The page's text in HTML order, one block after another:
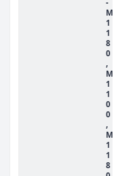
-
M
1
1
8
0
,
M
1
1
0
0
,
M
1
1
8